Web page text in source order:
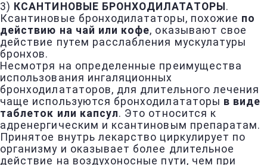
3) КСАНТИНОВЫЕ БРОНХОДИЛАТАТОРЫ .
Ксантиновые бронходилататоры, похожие по
действию на чай или кофе, оказывают свое
действие путем расслабления мускулатуры
бронхов.
Несмотря на определенные преимущества
использования ингаляционных
бронходилататоров, для длительного лечения
чаще используются бронходилататоры в виде
таблеток или капсул. Это относится к
адренергическим и ксантиновым препаратам.
Принятое внутрь лекарство циркулирует по
организму и оказывает более длительное
действие на воздухоносные пути, чем при